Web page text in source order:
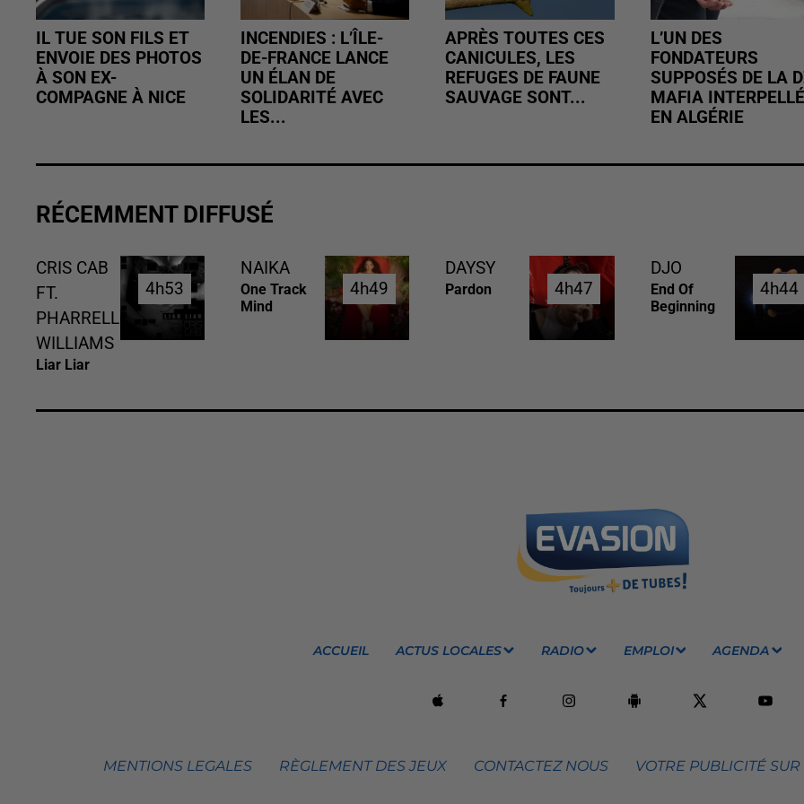
IL TUE SON FILS ET
ENVOIE DES PHOTOS
À SON EX-
COMPAGNE À NICE
INCENDIES : L’ÎLE-
DE-FRANCE LANCE
UN ÉLAN DE
SOLIDARITÉ AVEC
LES...
APRÈS TOUTES CES
CANICULES, LES
REFUGES DE FAUNE
SAUVAGE SONT...
L’UN DES
FONDATEURS
SUPPOSÉS DE LA
MAFIA INTERPELLÉ
EN ALGÉRIE
RÉCEMMENT DIFFUSÉ
CRIS CAB
FT.
PHARRELL
WILLIAMS
Liar Liar
4h53
4h53
NAIKA
One Track
Mind
4h49
4h49
DAYSY
Pardon 4h47
4h47
DJO
End Of
Beginning
4h44
4h44
ACCUEIL ACTUS LOCALES RADIO EMPLOI AGENDA
MENTIONS LEGALES RÈGLEMENT DES JEUX CONTACTEZ NOUS VOTRE PUBLICITÉ